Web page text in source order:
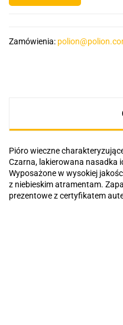
Zamówienia:
Pióro wieczne
Czarna, lakierowana nasadka
Wyposażone w wysokiej
z niebieskim atramentam.
prezentowe z certyfikatem